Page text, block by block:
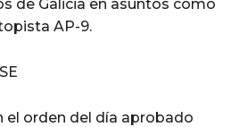
de Galicia en asuntos como
AP-9.
el orden del día aprobado